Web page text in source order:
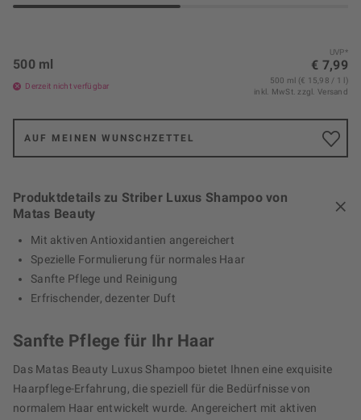
UVP*
€ 7,99
500 ml
Derzeit nicht verfügbar
500 ml (€ 15,98 / 1 l)
inkl. MwSt.zzgl. Versand
AUF MEINEN WUNSCHZETTEL
Produktdetails zu Striber Luxus Shampoo von
Matas Beauty
Mit aktiven Antioxidantien angereichert
Spezielle Formulierung für normales Haar
Sanfte Pflege und Reinigung
Erfrischender, dezenter Duft
Sanfte Pflege für Ihr Haar
Das Matas Beauty Luxus Shampoo bietet Ihnen eine exquisite
Haarpflege-Erfahrung, die speziell für die Bedürfnisse von
normalem Haar entwickelt wurde. Angereichert mit aktiven